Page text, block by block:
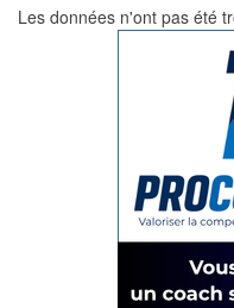
Les données n'ont pas été